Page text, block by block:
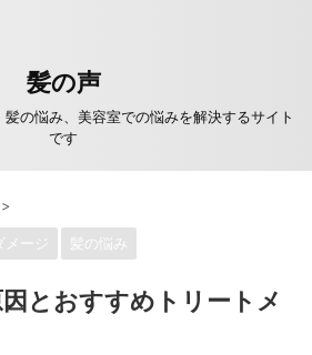
髪の声
の悩み、美容室での悩みを解決するサイト
です
>
メージ 髪の悩み
とおすすめトリートメ